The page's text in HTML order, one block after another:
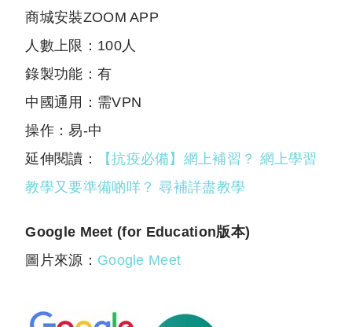
商城安裝ZOOM APP
人數上限：100人
錄製功能：有
中國通用：需VPN
操作：易-中
延伸閱讀：
【抗疫必備】網上補習？ 網上學習
教學又要準備啲咩？ 尋補詳盡教學
Google Meet (for Education版本)
圖片來源： Google Meet